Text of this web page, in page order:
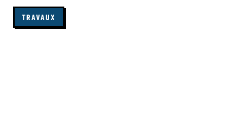
TRAVAUX